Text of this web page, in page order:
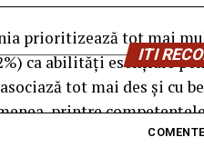
prioritizează tot mai
ca abilități esențiale
tot mai des și cu
printre
academică
ITI